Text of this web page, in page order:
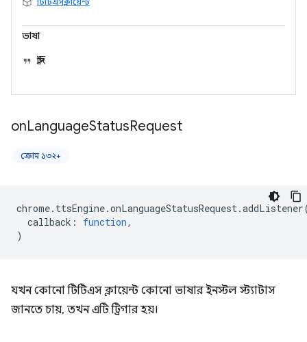
ভাষা
স্ট্রিং
onLanguageStatusRequest
ক্রোম ১৩২+
chrome. ttsEngine.onLanguageStatusRequest.addListener
callback : function,
)
যখন কোনো টিটিএস ক্লায়েন্ট কোনো ভাষার ইনস্টল স্ট্যাটাস
জানতে চায়, তখন এটি ট্রিগার হয়।